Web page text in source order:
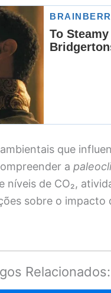
que
a
de CO₂,
sobre o impacto
Relacionados: